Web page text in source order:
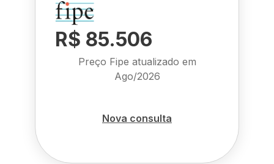
R$ 85.506
Preço Fipe atualizado em
Ago/2026
Nova consulta